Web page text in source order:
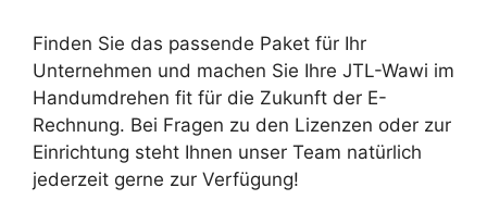
Finden Sie das passende Paket für Ihr
Unternehmen und machen Sie Ihre JTL-Wawi im
Handumdrehen fit für die Zukunft der E-
Rechnung. Bei Fragen zu den Lizenzen oder zur
Einrichtung steht Ihnen unser Team natürlich
jederzeit gerne zur Verfügung!